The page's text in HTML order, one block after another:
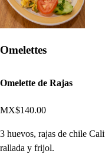
Omelettes
Omelette de Rajas
MX$140.00
3 huevos, rajas de chile
rallada y frijol.